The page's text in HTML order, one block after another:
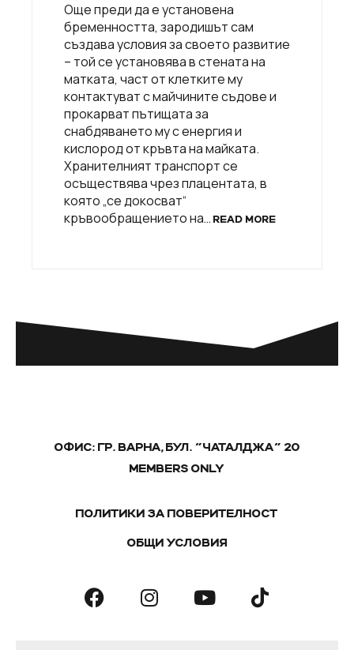
Още преди да е установена
бременността, зародишът сам
създава условия за своето развитие
– той се установява в стената на
матката, част от клетките му
контактуват с майчините съдове и
прокарват пътищата за
снабдяването му с енергия и
кислород от кръвта на майката.
Хранителният транспорт се
осъществява чрез плацентата, в
която „се докосват“
кръвообращението на… READ MORE
ОФИС: ГР. ВАРНА, БУЛ. "ЧАТАЛДЖА" 20
MEMBERS ONLY
ПОЛИТИКИ ЗА ПОВЕРИТЕЛНОСТ
ОБЩИ УСЛОВИЯ